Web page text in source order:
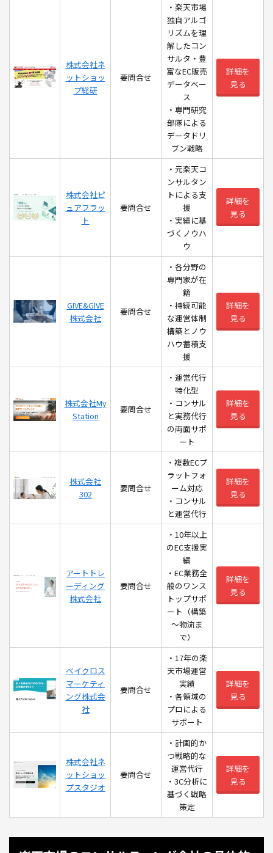
株式会社ネ
ットショッ
プ総研
要問合せ
・楽天市場
独自アルゴ
リズムを理
解したコン
サルタ・豊
富なEC販売
データベー
ス
・専門研究
部隊による
データドリ
ブン戦略
詳細を
見る
株式会社ピ
ュアフラッ
ト
要問合せ
・元楽天コ
ンサルタン
トによる支
援
・実績に基
づくノウハ
ウ
詳細を
見る
GIVE&GIVE
株式会社
要問合せ
・各分野の
専門家が在
籍
・持続可能
な運営体制
構築とノウ
ハウ蓄積支
援
詳細を
見る
株式会社My
Station
要問合せ
・運営代行
特化型
・コンサル
と実務代行
の両面サポ
ート
詳細を
見る
株式会社
302
要問合せ
・複数ECプ
ラットフォ
ーム対応
・コンサル
と運営代行
詳細を
見る
アートトレ
ーディング
株式会社
要問合せ
・10年以上
のEC支援実
績
・EC業務全
般のワンス
トップサポ
ート（構築
～物流ま
で）
詳細を
見る
ベイクロス
マーケティ
ング株式会
社
要問合せ
・17年の楽
天市場運営
実績
・各領域の
プロによる
サポート
詳細を
見る
株式会社ネ
ットショッ
プスタジオ
要問合せ
・計画的か
つ戦略的な
運営代行
・3C分析に
基づく戦略
策定
詳細を
見る